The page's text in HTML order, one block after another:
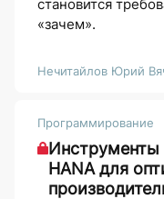
становится
«зачем».
Нечитайлов Юрий
Программирование
Инструменты
HANA для